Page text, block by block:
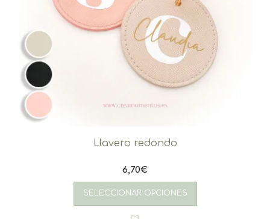
Llavero redondo
6,70€
SELECCIONAR OPCIONES